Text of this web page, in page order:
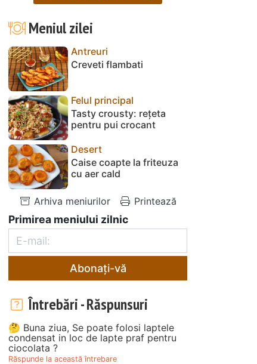
Meniul zilei
Antreuri
Creveti flambati
Felul principal
Tasty crousty: rețeta
pentru pui crocant
Desert
Caise coapte la friteuza
cu aer cald
Arhiva meniurilor Printează
Primirea meniului zilnic
Abonați-vă
Întrebări - Răspunsuri
🤔 Buna ziua, Se poate folosi laptele
condensat in loc de lapte praf pentru
ciocolata ?
Răspunde la această întrebare